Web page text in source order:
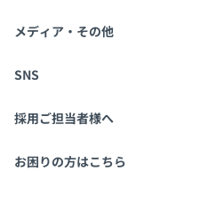
学習
メディア・その他
Tech Team Journal
SNS
X
採用ご担当者様へ
採用・教育をお考えの企業様へ
お困りの方はこちら